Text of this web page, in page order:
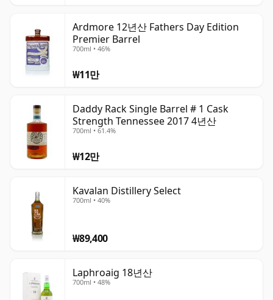
Ardmore 12년산 Fathers Day Edition
Premier Barrel
700ml • 46%
₩11만
Daddy Rack Single Barrel # 1 Cask
Strength Tennessee 2017 4년산
700ml • 61.4%
₩12만
Kavalan Distillery Select
700ml • 40%
₩89,400
Laphroaig 18년산
700ml • 48%